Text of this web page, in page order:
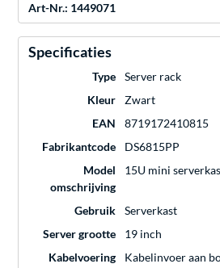
Art-Nr.: 1449071
Specificaties
Type
Server rack
Kleur
Zwart
EAN
8719172410815
Fabrikantcode
DS6815PP
Model
omschrijving
15U mini
Gebruik
Serverkast
Server grootte
19 inch
Kabelvoering
Kabelinvoer aan